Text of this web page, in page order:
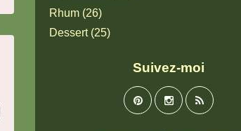
Rhum (26)
Dessert (25)
Suivez-moi